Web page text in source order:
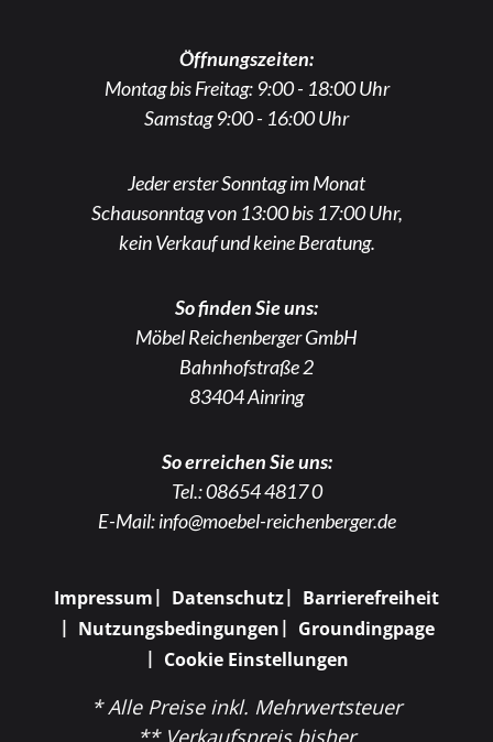
Öffnungszeiten:
Montag bis Freitag: 9:00 - 18:00 Uhr
Samstag 9:00 - 16:00 Uhr
Jeder erster Sonntag im Monat
Schausonntag von 13:00 bis 17:00 Uhr,
kein Verkauf und keine Beratung.
So finden Sie uns:
Möbel Reichenberger GmbH
Bahnhofstraße 2
83404 Ainring
So erreichen Sie uns:
Tel.:08654 4817 0
E-Mail:info@moebel-reichenberger.de
Impressum Datenschutz
Barrierefreiheit
Nutzungsbedingungen
Groundingpage
Cookie Einstellungen
* Alle Preise inkl. Mehrwertsteuer